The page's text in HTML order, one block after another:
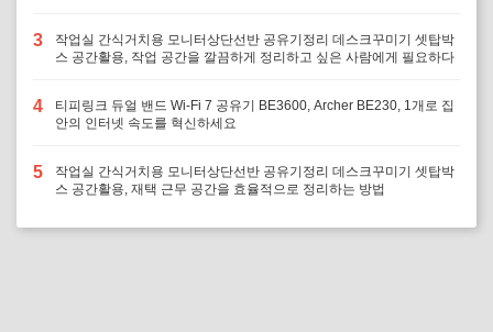
3
작업실 간식거치용 모니터상단선반 공유기정리 데스크꾸미기 셋탑박
스 공간활용, 작업 공간을 깔끔하게 정리하고 싶은 사람에게 필요하다
4
티피링크 듀얼 밴드 Wi-Fi 7 공유기 BE3600, Archer BE230, 1개로 집
안의 인터넷 속도를 혁신하세요
5
작업실 간식거치용 모니터상단선반 공유기정리 데스크꾸미기 셋탑박
스 공간활용, 재택 근무 공간을 효율적으로 정리하는 방법